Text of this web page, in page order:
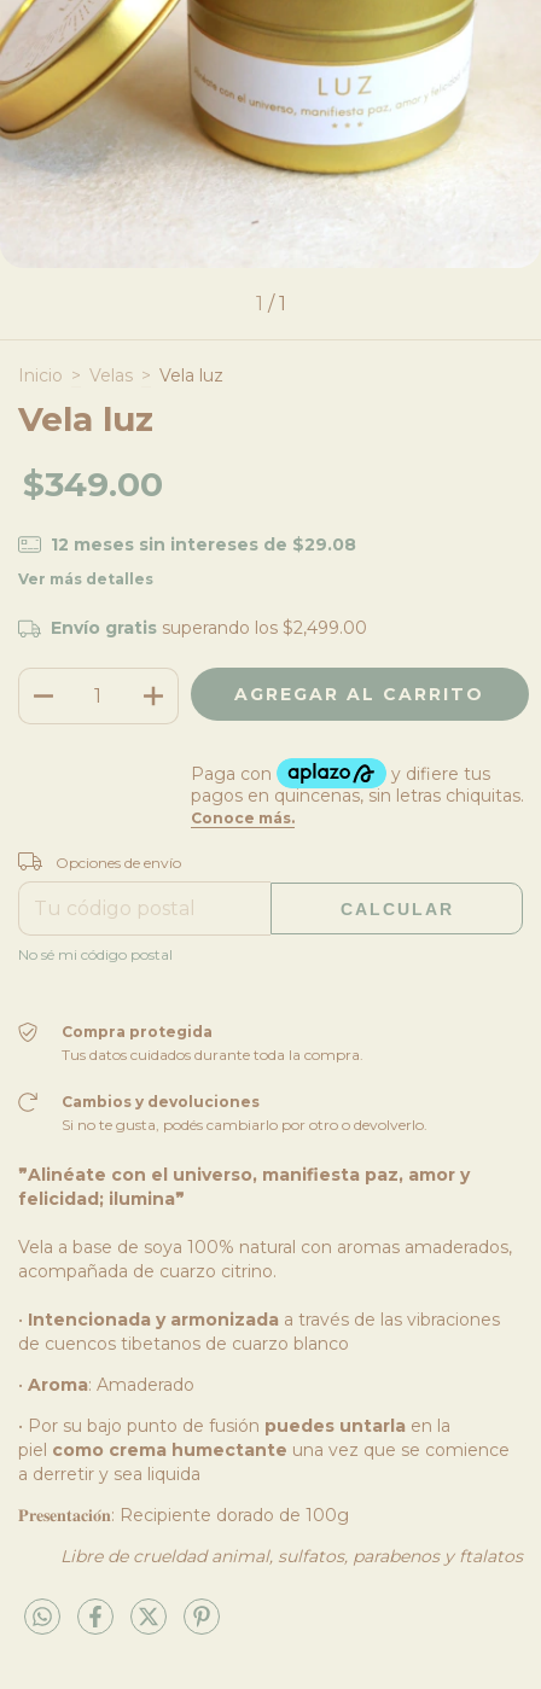
1 /1
Inicio > Velas > Vela luz
Vela luz
$349.00
12 meses sin intereses de $29.08
Ver más detalles
Envío gratis superando los $2,499.00
Entregas para el CP:
Opciones de envío
CALCULAR
No sé mi código postal
Compra protegida
Tus datos cuidados durante toda la compra.
Cambios y devoluciones
Si no te gusta, podés cambiarlo por otro o devolverlo.
❞Alinéate con el universo, manifiesta paz, amor y
felicidad; ilumina❞
Vela a base de soya 100% natural con aromas amaderados,
acompañada de cuarzo citrino.
• Intencionada y armonizada a través de las vibraciones
de cuencos tibetanos de cuarzo blanco
• Aroma: Amaderado
• Por su bajo punto de fusión puedes untarla en la
piel como crema humectante una vez que se comience
a derretir y sea liquida
𝐏𝐫𝐞𝐬𝐞𝐧𝐭𝐚𝐜𝐢𝐨́𝐧: Recipiente dorado de 100g
Libre de crueldad animal, sulfatos, parabenos y ftalatos